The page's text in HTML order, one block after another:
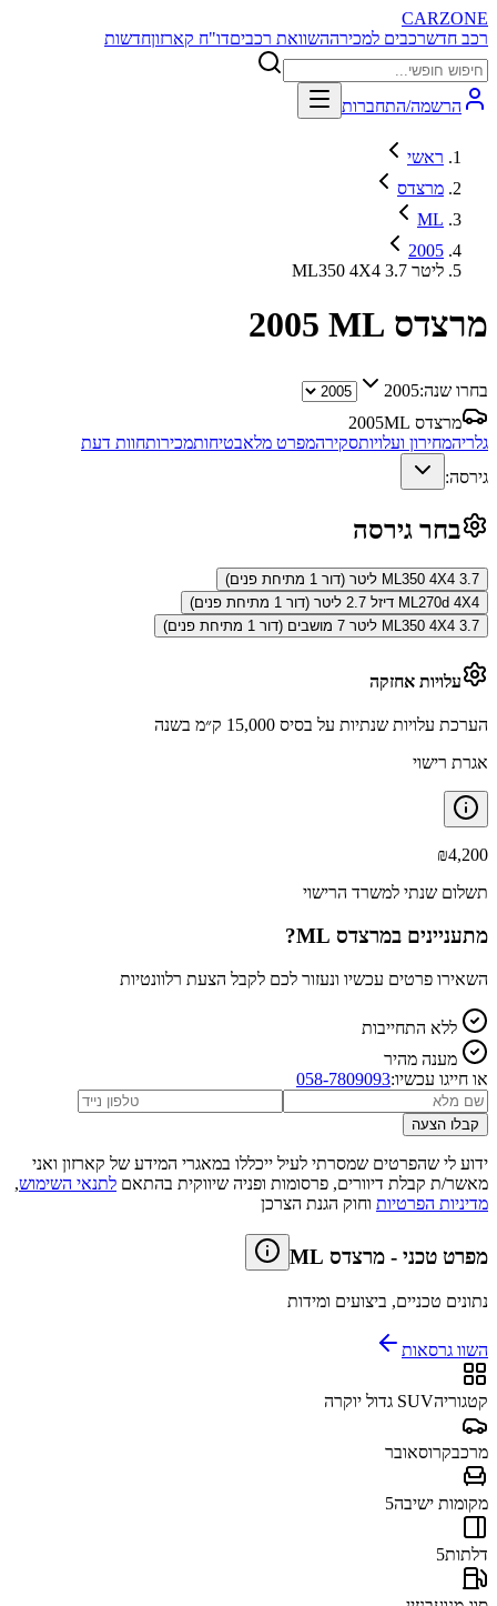
CARZONE
רכב חדשרכבים למכירההשוואת רכביםדו"ח קארזוןחדשות
הרשמה/התחברות
ראשי
מרצדס
ML
2005
ML350 4X4 3.7 ליטר
מרצדס ML 2005
בחרו שנה:2005
מרצדס ML
2005
גלריהמחירון ועלויותסקירהמפרט מלאבטיחותמכירותחוות דעת
גירסה:
בחר גירסה
ML350 4X4 3.7 ליטר (דור 1 מתיחת פנים)
ML270d 4X4 דיזל 2.7 ליטר (דור 1 מתיחת פנים)
ML350 4X4 3.7 ליטר 7 מושבים (דור 1 מתיחת פנים)
עלויות אחזקה
הערכת עלויות שנתיות על בסיס 15,000 ק״מ בשנה
אגרת רישוי
₪4,200
תשלום שנתי למשרד הרישוי
מתעניינים במרצדס ML ?
השאירו פרטים עכשיו ונעזור לכם לקבל הצעת רלוונטיות
ללא התחייבות
מענה מהיר
או חייגו עכשיו:058-7809093
קבלו הצעה
ידוע לי שהפרטים שמסרתי לעיל ייכללו במאגרי המידע של קארזון ואני
מאשר/ת קבלת דיוורים, פרסומות ופניה שיווקית בהתאם לתנאי השימוש,
מדיניות הפרטיות וחוק הגנת הצרכן
מפרט טכני - מרצדס ML
נתונים טכניים, ביצועים ומידות
השוו גרסאות
קטגוריהSUV גדול יוקרה
מרכבקרוסאובר
מקומות ישיבה5
דלתות5